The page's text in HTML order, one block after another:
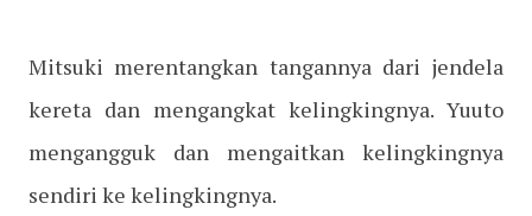
Mitsuki merentangkan tangannya dari jendela
kereta dan mengangkat kelingkingnya. Yuuto
mengangguk dan mengaitkan kelingkingnya
sendiri ke kelingkingnya.